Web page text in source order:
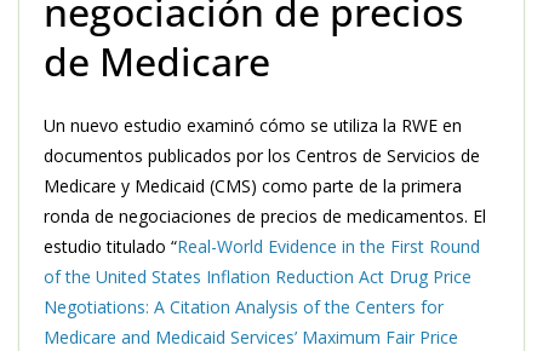
negociación de precios
de Medicare
Un nuevo estudio examinó cómo se utiliza la RWE en
documentos publicados por los Centros de Servicios de
Medicare y Medicaid (CMS) como parte de la primera
ronda de negociaciones de precios de medicamentos. El
estudio titulado “Real-World Evidence in the First Round
of the United States Inflation Reduction Act Drug Price
Negotiations: A Citation Analysis of the Centers for
Medicare and Medicaid Services’ Maximum Fair Price